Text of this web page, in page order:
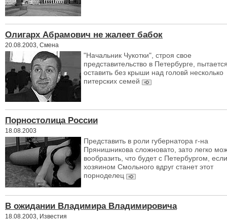
Олигарх Абрамович не жалеет бабок
20.08.2003, Смена
"Начальник Чукотки", строя свое
представительство в Петербурге,
оставить без крыши над головй несколько
питерских семей
Порностолица России
18.08.2003
Представить в роли губернатора г-на
Прянишникова сложновато, зато легко
вообразить, что будет с Петербургом, если
хозяином Смольного вдруг станет этот
порноделец
В ожидании Владимира Владимировича
18.08.2003, Известия